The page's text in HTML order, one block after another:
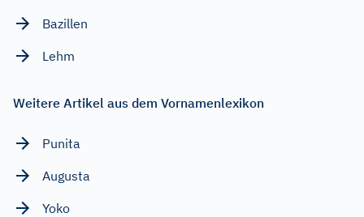
Bazillen
Lehm
Weitere Artikel aus dem Vornamenlexikon
Punita
Augusta
Yoko